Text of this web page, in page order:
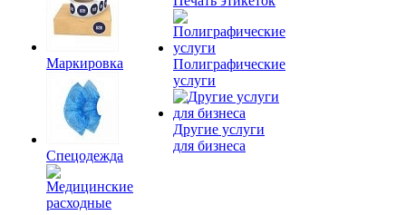
Маркировка
Спецодежда
Полиграфические
услуги
Другие услуги
для бизнеса